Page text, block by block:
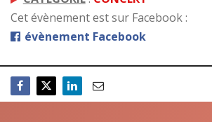
Cet évènement est sur Facebook :
évènement Facebook